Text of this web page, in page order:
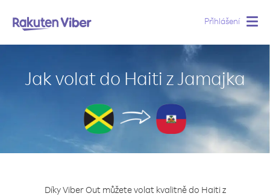
Přihlášení
Jak volat do Haiti z Jamajka
Díky Viber Out můžete volat kvalitně do Haiti z